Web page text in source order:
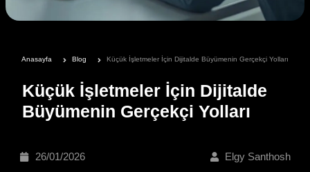
Anasayfa Blog Küçük İşletmeler İçin Dijitalde Büyümenin Gerçekçi Yolları
Küçük İşletmeler İçin Dijitalde
Büyümenin Gerçekçi Yolları
26/01/2026 Elgy Santhosh